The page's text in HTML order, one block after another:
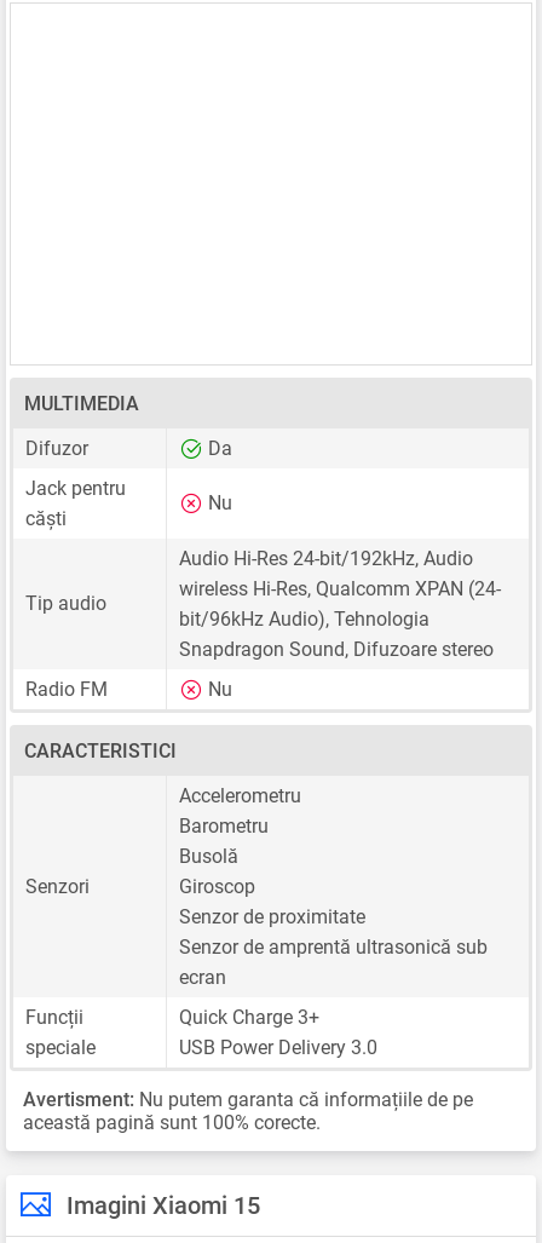
MULTIMEDIA
Difuzor
Da
Jack pentru
căști
Nu
Tip audio
Audio Hi-Res 24-bit/192kHz, Audio
wireless Hi-Res, Qualcomm XPAN (24-
bit/96kHz Audio), Tehnologia
Snapdragon Sound, Difuzoare stereo
Radio FM
Nu
CARACTERISTICI
Senzori
Accelerometru
Barometru
Busolă
Giroscop
Senzor de proximitate
Senzor de amprentă ultrasonică sub
ecran
Funcții
speciale
Quick Charge 3+
USB Power Delivery 3.0
Avertisment: Nu putem garanta că informațiile de pe
această pagină sunt 100% corecte.
Imagini Xiaomi 15